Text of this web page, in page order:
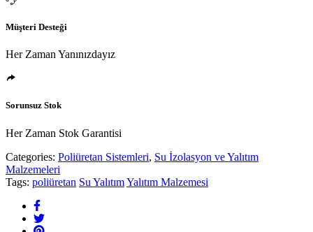
Müşteri Desteği
Her Zaman Yanınızdayız
Sorunsuz Stok
Her Zaman Stok Garantisi
Categories: Poliüretan Sistemleri, Su İzolasyon ve Yalıtım
Malzemeleri
Tags: poliüretan Su YalıtımYalıtım Malzemesi